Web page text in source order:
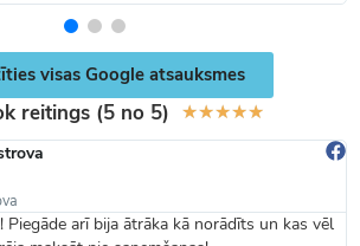
visas Google atsauksmes
reitings (5 no 5) ★★★★★
Piegāde arī bija ātrāka kā norādīts un kas vēl